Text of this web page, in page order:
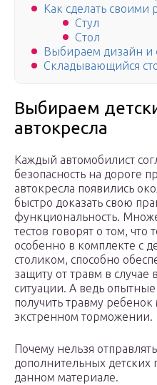
Как сделать своими
Стул
Стол
Выбираем дизайн и
Складывающийся
Выбираем
автокресла
Каждый автомобилист
безопасность на дороге
автокресла появились
быстро доказать свою
функциональность.
тестов говорят о том, что
особенно в комплекте с
столиком, способно
защиту от травм в
ситуации. А ведь
получить травму
экстренном торможении.
Почему нельзя
дополнительных детских
данном материале.